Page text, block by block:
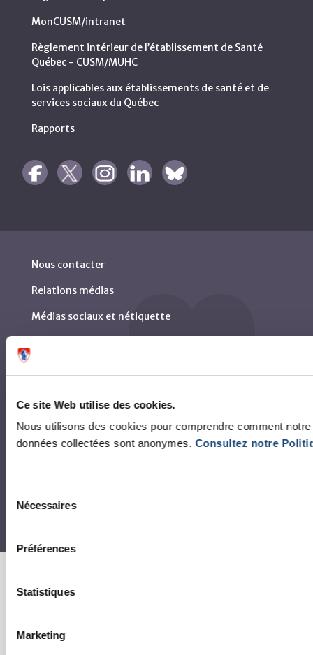
Ce site Web utilise des cookies.
Nous utilisons des cookies pour comprendre comment
données collectées sont anonymes. Consultez notre
Nécessaires
Préférences
Statistiques
Marketing
MonCUSM/intranet
Règlement intérieur de l’établissement de Santé
Québec - CUSM/MUHC
Lois applicables aux établissements de santé et de
services sociaux du Québec
Rapports
Nous contacter
Relations médias
Médias sociaux et nétiquette
Avertissement